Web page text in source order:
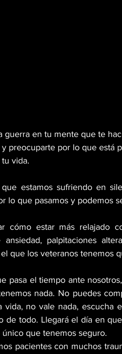
guerra en tu mente que te
preocuparte por lo que está
vida.
estamos sufriendo en
lo que pasamos y podemos
cómo estar más relajado
ansiedad, palpitaciones
que los veteranos tenemos
pasa el tiempo ante
nada. No puedes
vida, no vale nada, escucha
de todo. Llegará el día en
que tenemos seguro.
pacientes con muchos